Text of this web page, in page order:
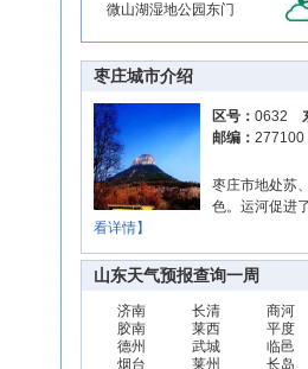
微山湖湿地公园东门
枣庄城市介绍
区号： 0632
邮编：
枣庄市地处苏
色。运河促进
看详情】
山东天气预报查询一周
济南 长清
商河
胶南
莱西
平度
德州
武城
临邑
烟台
莱州
长岛